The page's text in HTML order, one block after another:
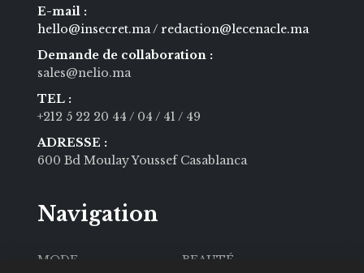
E-mail :
hello@insecret.ma / redaction@lecenacle.ma
Demande de collaboration :
sales@nelio.ma
TEL :
+212 5 22 20 44 / 04 / 41 / 49
ADRESSE :
600 Bd Moulay Youssef Casablanca
Navigation
MODE BEAUTÉ